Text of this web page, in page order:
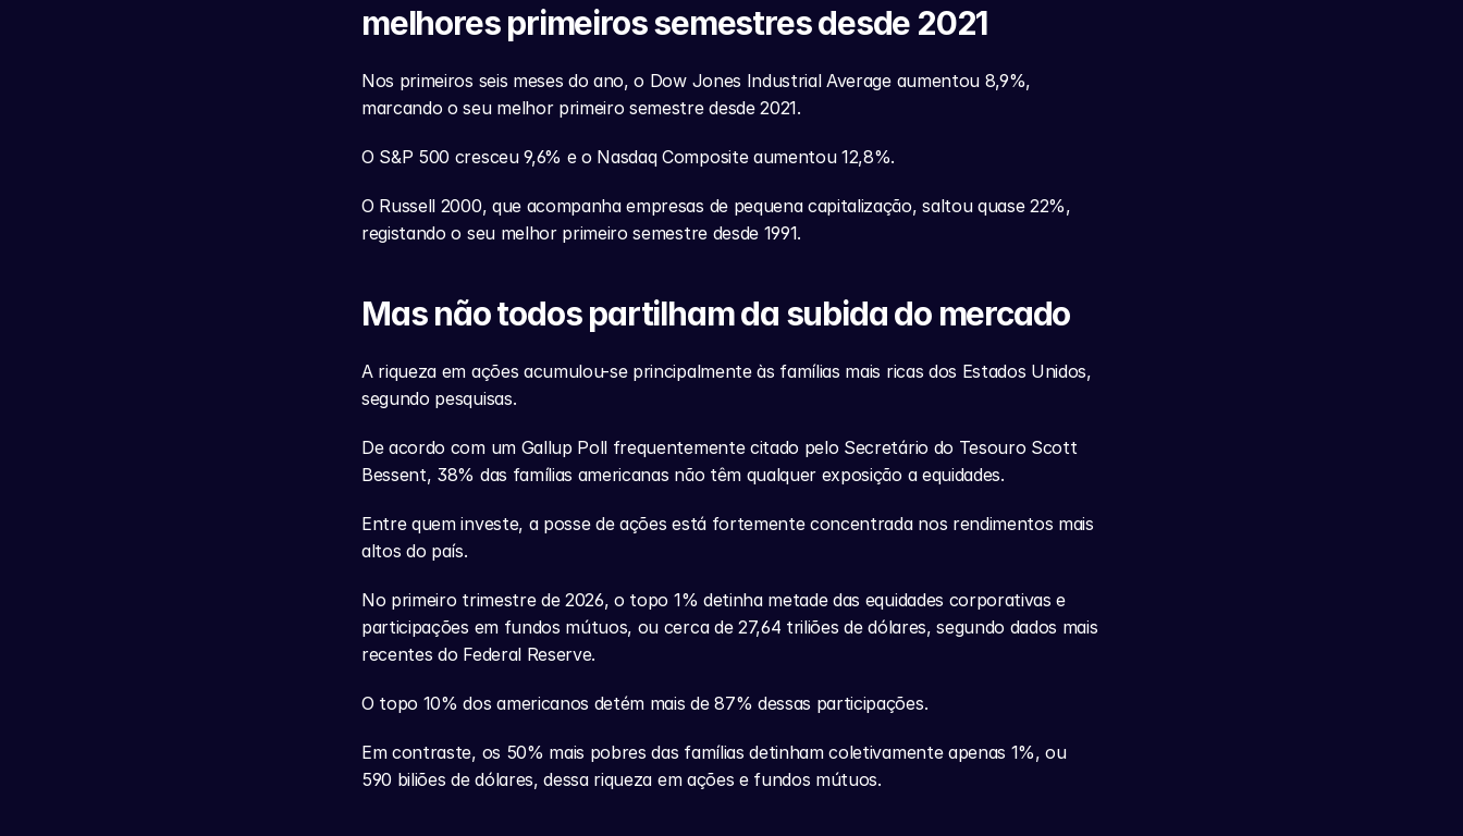
melhores primeiros semestres desde 2021
Nos primeiros seis meses do ano, o Dow Jones Industrial Average aumentou 8,9%,
marcando o seu melhor primeiro semestre desde 2021.
O S&P 500 cresceu 9,6% e o Nasdaq Composite aumentou 12,8%.
O Russell 2000, que acompanha empresas de pequena capitalização, saltou quase 22%,
registando o seu melhor primeiro semestre desde 1991.
Mas não todos partilham da subida do mercado
A riqueza em ações acumulou-se principalmente às famílias mais ricas dos Estados Unidos,
segundo pesquisas.
De acordo com um Gallup Poll frequentemente citado pelo Secretário do Tesouro Scott
Bessent, 38% das famílias americanas não têm qualquer exposição a equidades.
Entre quem investe, a posse de ações está fortemente concentrada nos rendimentos mais
altos do país.
No primeiro trimestre de 2026, o topo 1% detinha metade das equidades corporativas e
participações em fundos mútuos, ou cerca de 27,64 triliões de dólares, segundo dados mais
recentes do Federal Reserve.
O topo 10% dos americanos detém mais de 87% dessas participações.
Em contraste, os 50% mais pobres das famílias detinham coletivamente apenas 1%, ou
590 biliões de dólares, dessa riqueza em ações e fundos mútuos.